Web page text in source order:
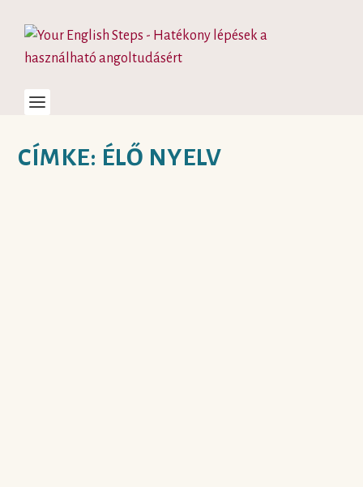
CÍMKE: ÉLŐ NYELV